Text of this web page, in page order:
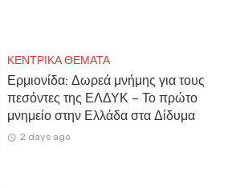
ΚΕΝΤΡΙΚΑ ΘΕΜΑΤΑ
Ερμιονίδα: Δωρεά μνήμης για τους
πεσόντες της ΕΛΔΥΚ – Το πρώτο
μνημείο στην Ελλάδα στα Δίδυμα
2 days ago